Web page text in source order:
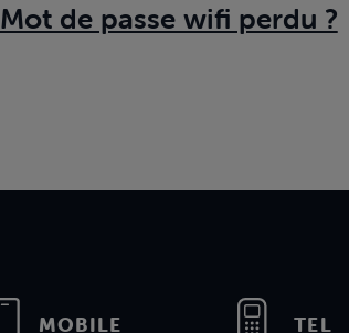
Mot de passe wifi perdu ?
MOBILE TEL